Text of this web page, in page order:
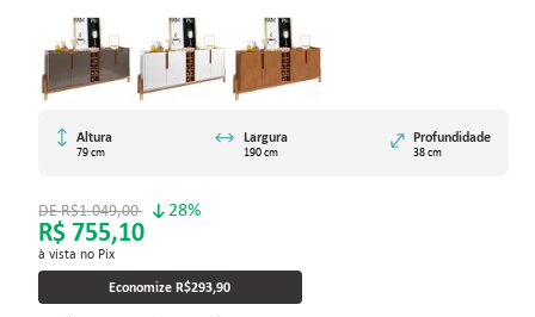
Altura
79 cm
Largura
190 cm
Profundidade
38 cm
R$1.049,00 28%
R$ 755,10
à vista no Pix
EconomizeR$293,90